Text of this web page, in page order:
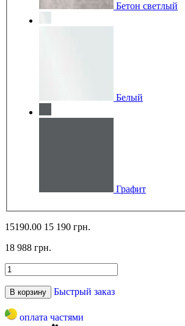
Бетон светлый
Белый
Графит
15190.00 15 190 грн.
18 988 грн.
В корзину Быстрый заказ
оплата частями